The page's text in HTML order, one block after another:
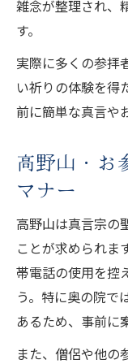
雑念が整理され、
す。
実際に多くの参拝
い祈りの体験を得
前に簡単な真言や
高野山・お
マナー
高野山は真言宗の
ことが求められま
帯電話の使用を控
う。特に奥の院で
あるため、事前に
また、僧侶や他の